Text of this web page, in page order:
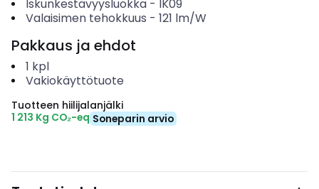
Iskunkestävyysluokka- IK09
Valaisimen tehokkuus - 121 lm/W
Pakkaus ja ehdot
1 kpl
Vakiokäyttötuote
Tuotteen hiilijalanjälki
1 213 Kg CO₂-eq Soneparin arvio